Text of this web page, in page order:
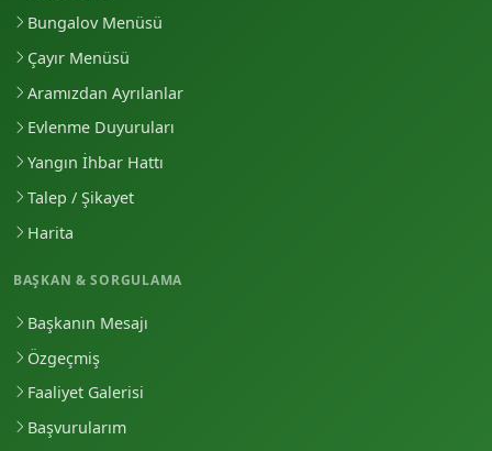
Bungalov Menüsü
Çayır Menüsü
Aramızdan Ayrılanlar
Evlenme Duyuruları
Yangın İhbar Hattı
Talep / Şikayet
Harita
BAŞKAN & SORGULAMA
Başkanın Mesajı
Özgeçmiş
Faaliyet Galerisi
Başvurularım